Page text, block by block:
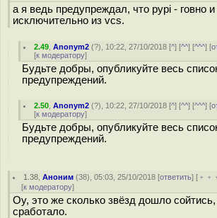
а я ведь предупреждал, что pypi - говно
исключительно из vcs.
2.49 ,Anonym2 (?), 10:22, 27/10/2018 [^] [^^] [^^^] [
[к модератору]
Будьте добры, опубликуйте весь
предупреждений.
2.50 ,Anonym2 (?), 10:22, 27/10/2018 [^] [^^] [^^^] [
[к модератору]
Будьте добры, опубликуйте весь
предупреждений.
1.38 ,Аноним (38), 05:03, 25/10/2018 [ответить] [
[к модератору]
Оу, это же сколько звёзд дошло
сработало.